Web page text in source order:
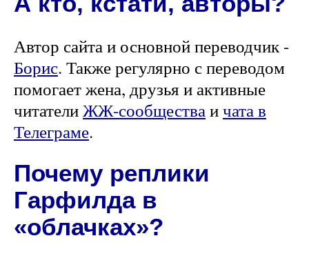
Автор сайта и основной переводчик -
Борис. Также регулярно с переводом
помогает жена, друзья и активные
читателиЖЖ-сообщества ичата в
Телеграме.
Почему реплики
Гарфилда в
«облачках»?